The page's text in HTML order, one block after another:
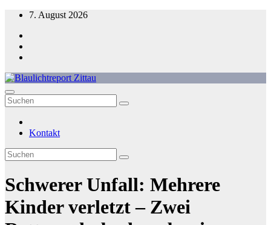
Zum
springen
7. August 2026
Blaulichtreport Zittau
Kontakt
Schwerer Unfall: Mehrere
Kinder verletzt – Zwei